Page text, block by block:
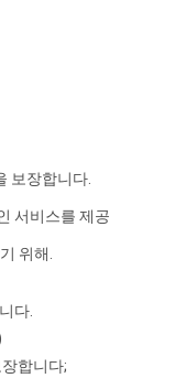
보장합니다.
서비스를 제공
위해.
다.
합니다;